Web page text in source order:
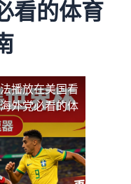
看的体育
播放在美国看
外党必看的体